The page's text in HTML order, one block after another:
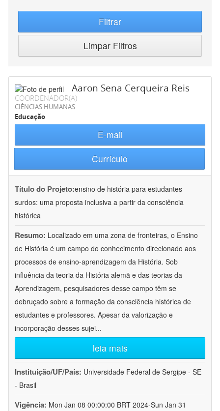
Filtrar
Limpar Filtros
Aaron Sena Cerqueira Reis
COORDENADOR(A)
CIÊNCIAS HUMANAS
Educação
E-mail
Currículo
Título do Projeto:ensino de história para estudantes
surdos: uma proposta inclusiva a partir da consciência
histórica
Resumo: Localizado em uma zona de fronteiras, o Ensino
de História é um campo do conhecimento direcionado aos
processos de ensino-aprendizagem da História. Sob
influência da teoria da História alemã e das teorias da
Aprendizagem, pesquisadores desse campo têm se
debruçado sobre a formação da consciência histórica de
estudantes e professores. Apesar da valorização e
incorporação desses sujei...
leia mais
Instituição/UF/País: Universidade Federal de Sergipe - SE
- Brasil
Vigência: Mon Jan 08 00:00:00 BRT 2024-Sun Jan 31